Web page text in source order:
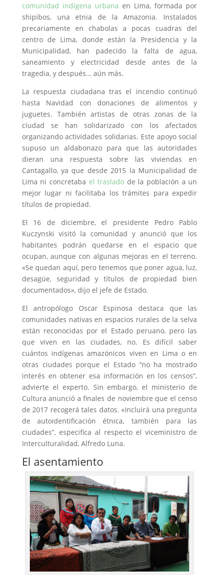
comunidad indígena urbana en Lima, formada por
shipibos, una etnia de la Amazonia. Instalados
precariamente en chabolas a pocas cuadras del
centro de Lima, donde están la Presidencia y la
Municipalidad, han padecido la falta de agua,
saneamiento y electricidad desde antes de la
tragedia, y después… aún más.
La respuesta ciudadana tras el incendio continuó
hasta Navidad con donaciones de alimentos y
juguetes. También artistas de otras zonas de la
ciudad se han solidarizado con los afectados
organizando actividades solidarias. Este apoyo social
supuso un aldabonazo para que las autoridades
dieran una respuesta sobre las viviendas en
Cantagallo, ya que desde 2015 la Municipalidad de
Lima ni concretaba el traslado de la población a un
mejor lugar ni facilitaba los trámites para expedir
títulos de propiedad.
El 16 de diciembre, el presidente Pedro Pablo
Kuczynski visitó la comunidad y anunció que los
habitantes podrán quedarse en el espacio que
ocupan, aunque con algunas mejoras en el terreno.
«Se quedan aquí, pero tenemos que poner agua, luz,
desagüe, seguridad y títulos de propiedad bien
documentados», dijo el jefe de Estado.
El antropólogo Oscar Espinosa destaca que las
comunidades nativas en espacios rurales de la selva
están reconocidas por el Estado peruano, pero las
que viven en las ciudades, no. Es difícil saber
cuántos indígenas amazónicos viven en Lima o en
otras ciudades porque el Estado “no ha mostrado
interés en obtener esa información en los censos”,
advierte el experto. Sin embargo, el ministerio de
Cultura anunció a finales de noviembre que el censo
de 2017 recogerá tales datos. «Incluirá una pregunta
de autoidentificación étnica, también para las
ciudades”, especifica al respecto el viceministro de
Interculturalidad, Alfredo Luna.
El asentamiento